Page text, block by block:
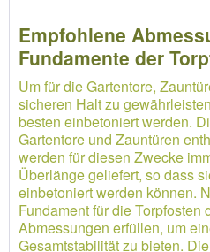
Empfohlene
Fundamente der
Um für die Gartentore,
sicheren Halt zu
besten einbetoniert werden.
Gartentore und Zauntüren
werden für diesen Zwecke
Überlänge geliefert, so dass
einbetoniert werden können.
Fundament für die Torpfosten
Abmessungen erfüllen, um
Gesamtstabilität zu bieten.